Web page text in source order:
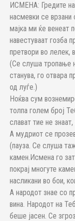
ИСМЕНА: Гредите на
насмевки се
мајка ми ќе венеат
навестуваат гозба
претвори во лелек,
(Се слуша тропање
станува, го отвара
од луѓе.)
Ноќва сум
толпа голем број
слават тие не
А мудриот се
(пауза. Се слуша
камен.Исмена го
покрај многуте
насликани во бои,
А народот знае со
вина. Народот на
беше јасен. Се